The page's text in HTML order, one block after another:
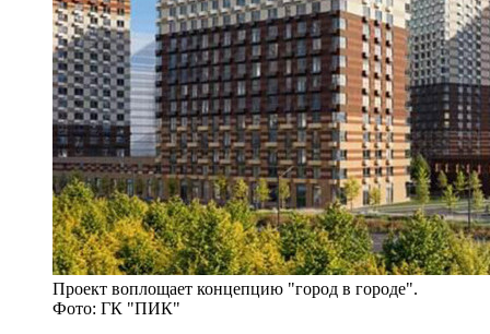
Проект воплощает концепцию "город в городе".
Фото: ГК "ПИК"